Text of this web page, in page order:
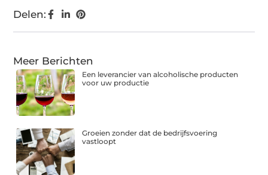
Delen:
Meer Berichten
Een leverancier van alcoholische producten
voor uw productie
Groeien zonder dat de bedrijfsvoering
vastloopt